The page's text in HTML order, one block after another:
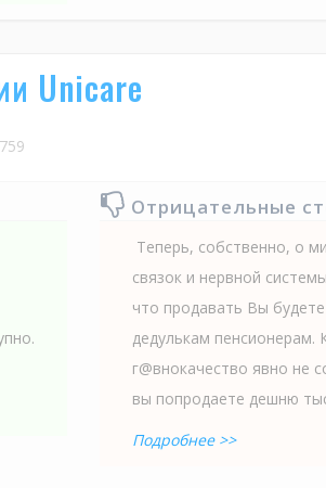
Unicare
Отрицательные
Теперь, собственно, о
связок и нервной
что продавать Вы
дедулькам пенсионерам.
г@внокачество явно не
вы попродаете дешню
Подробнее >>